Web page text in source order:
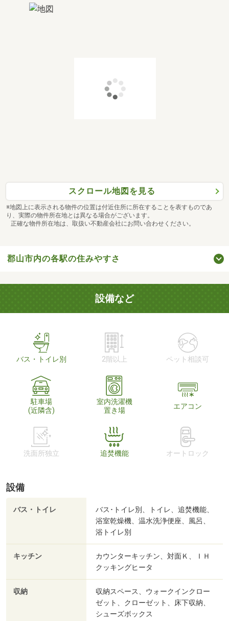
スクロール地図を見る
※地図上に表示される物件の位置は付近住所に所在することを表すものであ
り、実際の物件所在地とは異なる場合がございます。
正確な物件所在地は、取扱い不動産会社にお問い合わせください。
郡山市内の各駅の住みやすさ
設備など
バス・トイレ別 2階以上 ペット相談可
駐車場
(近隣含)
室内洗濯機
置き場
エアコン
洗面所独立 追焚機能 オートロック
設備
バス・トイレ
バス･トイレ別、トイレ、追焚機能、
浴室乾燥機、温水洗浄便座、風呂、
浴トイレ別
キッチン
カウンターキッチン、対面Ｋ、ＩＨ
クッキングヒータ
収納
収納スペース、ウォークインクロー
ゼット、クローゼット、床下収納、
シューズボックス